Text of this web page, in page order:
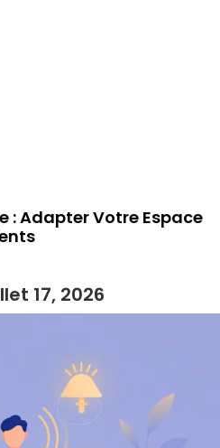
: Adapter Votre Espace
17, 2026